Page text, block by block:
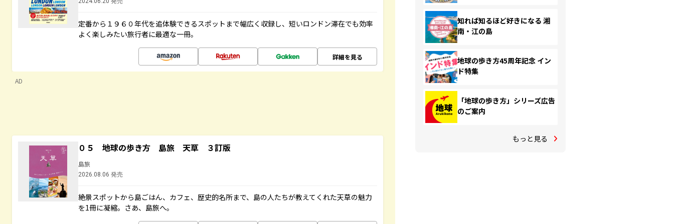
定番から１９６０年代を追体験できるスポットまで幅広く収録し、短いロンドン滞在でも効率
よく楽しみたい旅行者に最適な一冊。
詳細を見る
AD
０５ 地球の歩き方 島旅 天草 ３訂版
島旅
2026.08.06 発売
絶景スポットから島ごはん、カフェ、歴史的名所まで、島の人たちが教えてくれた天草の魅力
を1冊に凝縮。さあ、島旅へ。
知れば知るほど好きになる 湘
南・江の島
地球の歩き方45周年記念 イン
ド特集
「地球の歩き方」シリーズ広告
のご案内
もっと見る